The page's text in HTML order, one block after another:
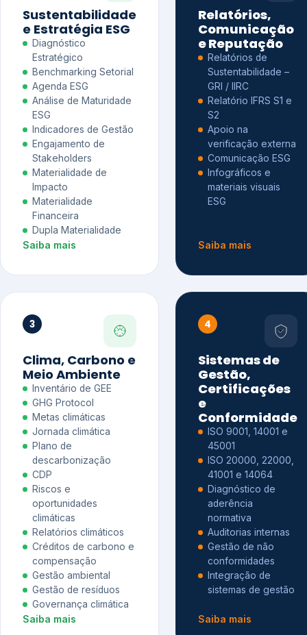
Sustentabilidade
e Estratégia ESG
Diagnóstico
Estratégico
Benchmarking Setorial
Agenda ESG
Análise de Maturidade
ESG
Indicadores de Gestão
Engajamento de
Stakeholders
Materialidade de
Impacto
Materialidade
Financeira
Dupla Materialidade
Saiba mais
Relatórios,
Comunicação
e Reputação
Relatórios de
Sustentabilidade –
GRI / IIRC
Relatório IFRS S1 e
S2
Apoio na
verificação externa
Comunicação ESG
Infográficos e
materiais visuais
ESG
Saiba mais
3
Clima, Carbono e
Meio Ambiente
Inventário de GEE
GHG Protocol
Metas climáticas
Jornada climática
Plano de
descarbonização
CDP
Riscos e
oportunidades
climáticas
Relatórios climáticos
Créditos de carbono e
compensação
Gestão ambiental
Gestão de resíduos
Governança climática
Saiba mais
4
Sistemas de
Gestão,
Certificações
e
Conformidade
ISO 9001, 14001 e
45001
ISO 20000, 22000,
41001 e 14064
Diagnóstico de
aderência
normativa
Auditorias internas
Gestão de não
conformidades
Integração de
sistemas de gestão
Saiba mais